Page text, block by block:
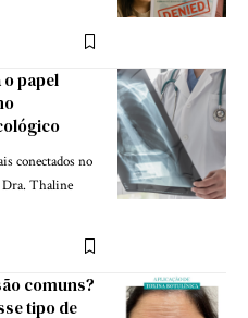
papel
conectados no
Dra. Thaline
comuns?
tipo de